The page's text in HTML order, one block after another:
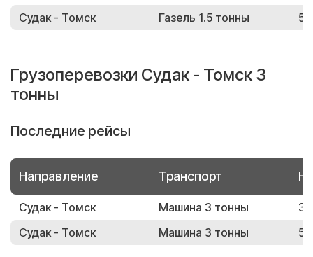
Судак - Томск
Газель 1.5 тонны
Грузоперевозки Судак - Томск 3
тонны
Последние рейсы
Направление Транспорт
Судак - Томск Машина 3 тонны
Судак - Томск
Машина 3 тонны